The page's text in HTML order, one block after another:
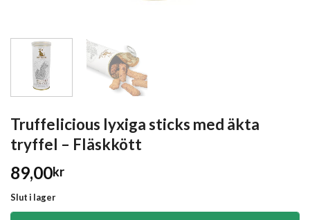
Truffelicious lyxiga sticks med äkta
tryffel – Fläskkött
89,00kr
Slut i lager